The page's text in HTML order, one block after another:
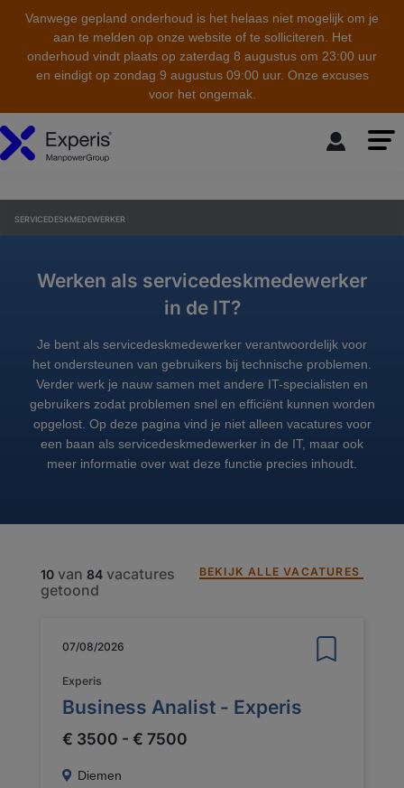
Vanwege gepland onderhoud is het helaas niet mogelijk om je
aan te melden op onze website of te solliciteren. Het
onderhoud vindt plaats op zaterdag 8 augustus om 23:00 uur
en eindigt op zondag 9 augustus 09:00 uur. Onze excuses
voor het ongemak.
skip to the main content
SERVICEDESKMEDEWERKER
Werken als servicedeskmedewerker
in de IT?
Je bent als servicedeskmedewerker verantwoordelijk voor
het ondersteunen van gebruikers bij technische problemen.
Verder werk je nauw samen met andere IT-specialisten en
gebruikers zodat problemen snel en efficiënt kunnen worden
opgelost. Op deze pagina vind je niet alleen vacatures voor
een baan als servicedeskmedewerker in de IT, maar ook
meer informatie over wat deze functie precies inhoudt.
10 van 84 vacatures
getoond
BEKIJK ALLE VACATURES
07/08/2026
Experis
Business Analist - Experis
€ 3500 - € 7500
Diemen